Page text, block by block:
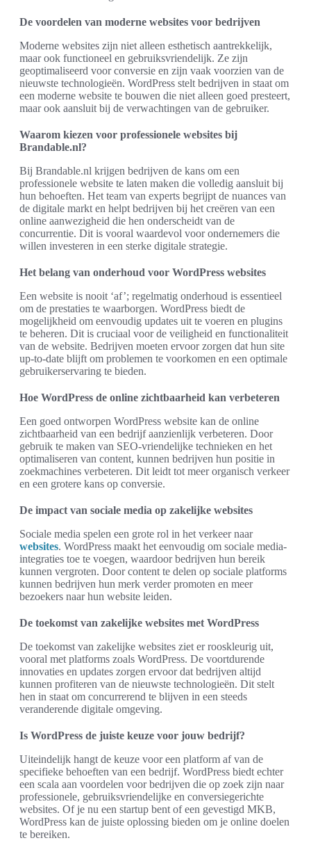
De voordelen van moderne websites voor bedrijven
Moderne websites zijn niet alleen esthetisch aantrekkelijk,
maar ook functioneel en gebruiksvriendelijk. Ze zijn
geoptimaliseerd voor conversie en zijn vaak voorzien van de
nieuwste technologieën. WordPress stelt bedrijven in staat om
een moderne website te bouwen die niet alleen goed presteert,
maar ook aansluit bij de verwachtingen van de gebruiker.
Waarom kiezen voor professionele websites bij
Brandable.nl?
Bij Brandable.nl krijgen bedrijven de kans om een
professionele website te laten maken die volledig aansluit bij
hun behoeften. Het team van experts begrijpt de nuances van
de digitale markt en helpt bedrijven bij het creëren van een
online aanwezigheid die hen onderscheidt van de
concurrentie. Dit is vooral waardevol voor ondernemers die
willen investeren in een sterke digitale strategie.
Het belang van onderhoud voor WordPress websites
Een website is nooit ‘af’; regelmatig onderhoud is essentieel
om de prestaties te waarborgen. WordPress biedt de
mogelijkheid om eenvoudig updates uit te voeren en plugins
te beheren. Dit is cruciaal voor de veiligheid en functionaliteit
van de website. Bedrijven moeten ervoor zorgen dat hun site
up-to-date blijft om problemen te voorkomen en een optimale
gebruikerservaring te bieden.
Hoe WordPress de online zichtbaarheid kan verbeteren
Een goed ontworpen WordPress website kan de online
zichtbaarheid van een bedrijf aanzienlijk verbeteren. Door
gebruik te maken van SEO-vriendelijke technieken en het
optimaliseren van content, kunnen bedrijven hun positie in
zoekmachines verbeteren. Dit leidt tot meer organisch verkeer
en een grotere kans op conversie.
De impact van sociale media op zakelijke websites
Sociale media spelen een grote rol in het verkeer naar
websites. WordPress maakt het eenvoudig om sociale media-
integraties toe te voegen, waardoor bedrijven hun bereik
kunnen vergroten. Door content te delen op sociale platforms
kunnen bedrijven hun merk verder promoten en meer
bezoekers naar hun website leiden.
De toekomst van zakelijke websites met WordPress
De toekomst van zakelijke websites ziet er rooskleurig uit,
vooral met platforms zoals WordPress. De voortdurende
innovaties en updates zorgen ervoor dat bedrijven altijd
kunnen profiteren van de nieuwste technologieën. Dit stelt
hen in staat om concurrerend te blijven in een steeds
veranderende digitale omgeving.
Is WordPress de juiste keuze voor jouw bedrijf?
Uiteindelijk hangt de keuze voor een platform af van de
specifieke behoeften van een bedrijf. WordPress biedt echter
een scala aan voordelen voor bedrijven die op zoek zijn naar
professionele, gebruiksvriendelijke en conversiegerichte
websites. Of je nu een startup bent of een gevestigd MKB,
WordPress kan de juiste oplossing bieden om je online doelen
te bereiken.